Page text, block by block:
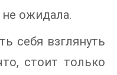
ожидала.
себя взглянуть
стоит только